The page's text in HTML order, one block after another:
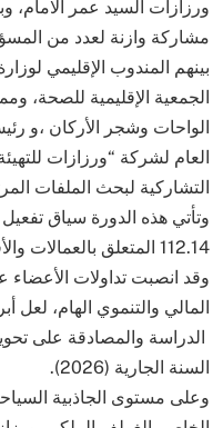
ورزازات السيد عمر
مشاركة وازنة لعدد من
بينهم المندوب الإقليمي
الجمعية الإقليمية للصحة،
الواحات وشجر الأركان ،و
العام لشركة “ورزازات
التشاركية لبحث الملفات
و​تأتي هذه الدورة سياق
112.14 المتعلق بالعمالات والأقاليم.
وقد انصبت تداولات
المالي والتنموي الهام، لعل
الدراسة والمصادقة على
السنة الجارية (2026).
وعلى مستوى ​الجاذبية